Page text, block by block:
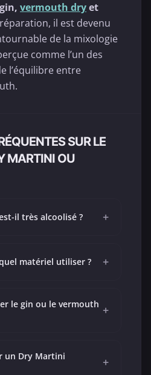
gin, vermouth dryet
il est devenu
de la mixologie
comme l’un des
l’équilibre entre
SUR LE
MARTINI OU
il très alcoolisé ? +
matériel utiliser ? +
le gin ou le vermouth +
un Dry Martini
+